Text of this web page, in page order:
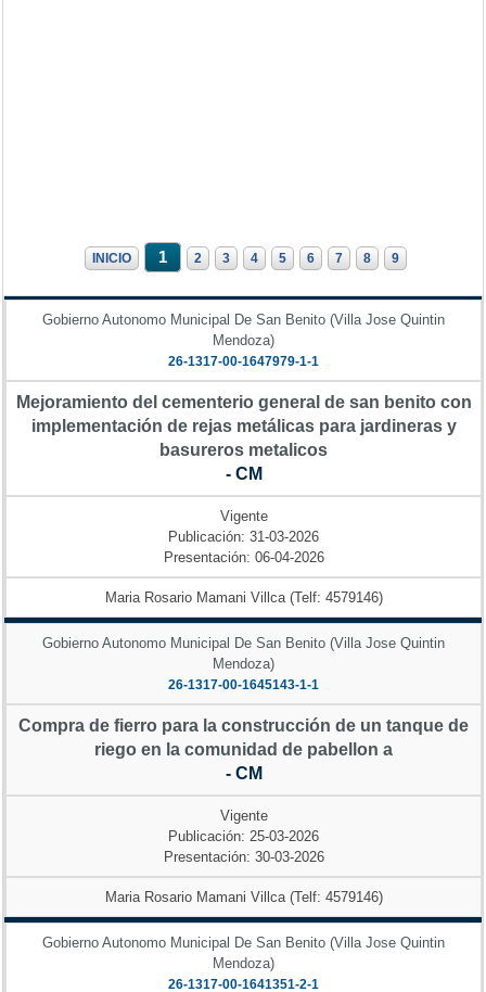
INICIO 1 2 3 4 5 6 7 8 9
Gobierno Autonomo Municipal De San Benito (Villa Jose Quintin
Mendoza)
26-1317-00-1647979-1-1
Mejoramiento del cementerio general de san benito con
implementación de rejas metálicas para jardineras y
basureros metalicos
- CM
Vigente
Publicación: 31-03-2026
Presentación: 06-04-2026
Maria Rosario Mamani Villca (Telf: 4579146)
Gobierno Autonomo Municipal De San Benito (Villa Jose Quintin
Mendoza)
26-1317-00-1645143-1-1
Compra de fierro para la construcción de un tanque de
riego en la comunidad de pabellon a
- CM
Vigente
Publicación: 25-03-2026
Presentación: 30-03-2026
Maria Rosario Mamani Villca (Telf: 4579146)
Gobierno Autonomo Municipal De San Benito (Villa Jose Quintin
Mendoza)
26-1317-00-1641351-2-1